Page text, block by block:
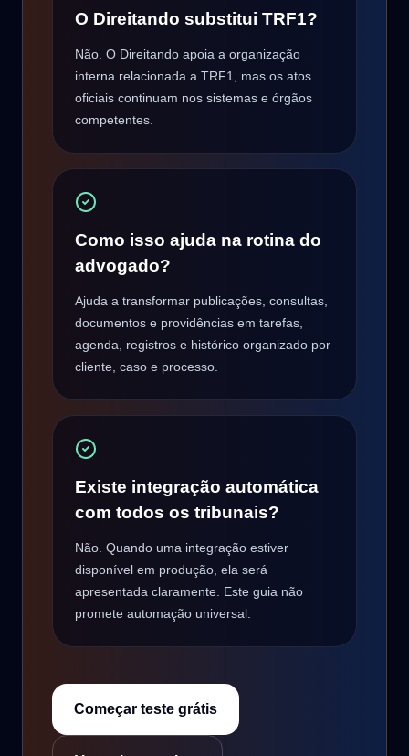
O Direitando substitui TRF1?
Não. O Direitando apoia a organização
interna relacionada a TRF1, mas os atos
oficiais continuam nos sistemas e órgãos
competentes.
Como isso ajuda na rotina do
advogado?
Ajuda a transformar publicações, consultas,
documentos e providências em tarefas,
agenda, registros e histórico organizado por
cliente, caso e processo.
Existe integração automática
com todos os tribunais?
Não. Quando uma integração estiver
disponível em produção, ela será
apresentada claramente. Este guia não
promete automação universal.
Começar teste grátis